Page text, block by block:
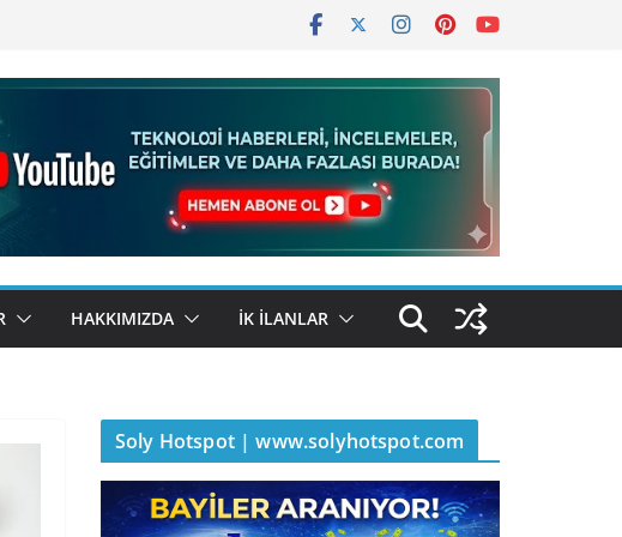
HAKKIMIZDA İK İLANLAR
Soly Hotspot | www.solyhotspot.com